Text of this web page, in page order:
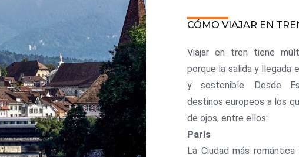
CÓMO VIAJAR EN
Viajar en tren tiene
porque la salida y llegada
y sostenible. Desde
destinos europeos a los
de ojos, entre ellos:
París
La Ciudad más